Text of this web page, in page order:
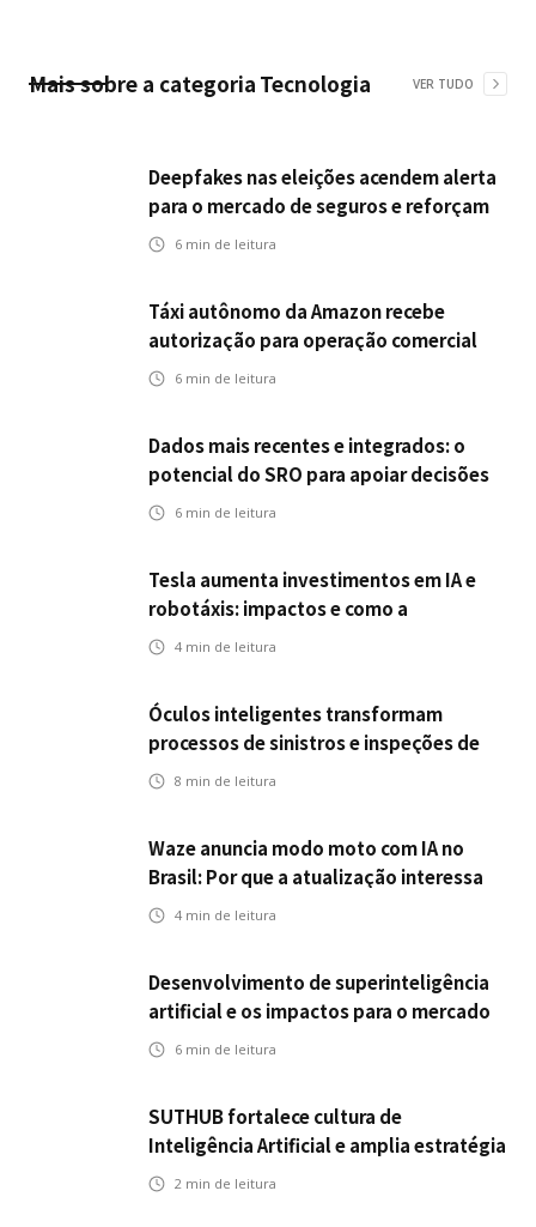
Mais sobre a categoria Tecnologia VER TUDO
Deepfakes nas eleições acendem alerta
para o mercado de seguros e reforçam
desafios da inteligência artificial
6 min de leitura
Táxi autônomo da Amazon recebe
autorização para operação comercial
nos EUA: como a circulação desses
6 min de leitura
Dados mais recentes e integrados: o
potencial do SRO para apoiar decisões
nas seguradoras
6 min de leitura
Tesla aumenta investimentos em IA e
robotáxis: impactos e como a
mobilidade autônoma transforma o
4 min de leitura
Óculos inteligentes transformam
processos de sinistros e inspeções de
seguros
8 min de leitura
Waze anuncia modo moto com IA no
Brasil: Por que a atualização interessa
ao mercado segurador?
4 min de leitura
Desenvolvimento de superinteligência
artificial e os impactos para o mercado
de seguros
6 min de leitura
SUTHUB fortalece cultura de
Inteligência Artificial e amplia estratégia
para toda a organização
2 min de leitura